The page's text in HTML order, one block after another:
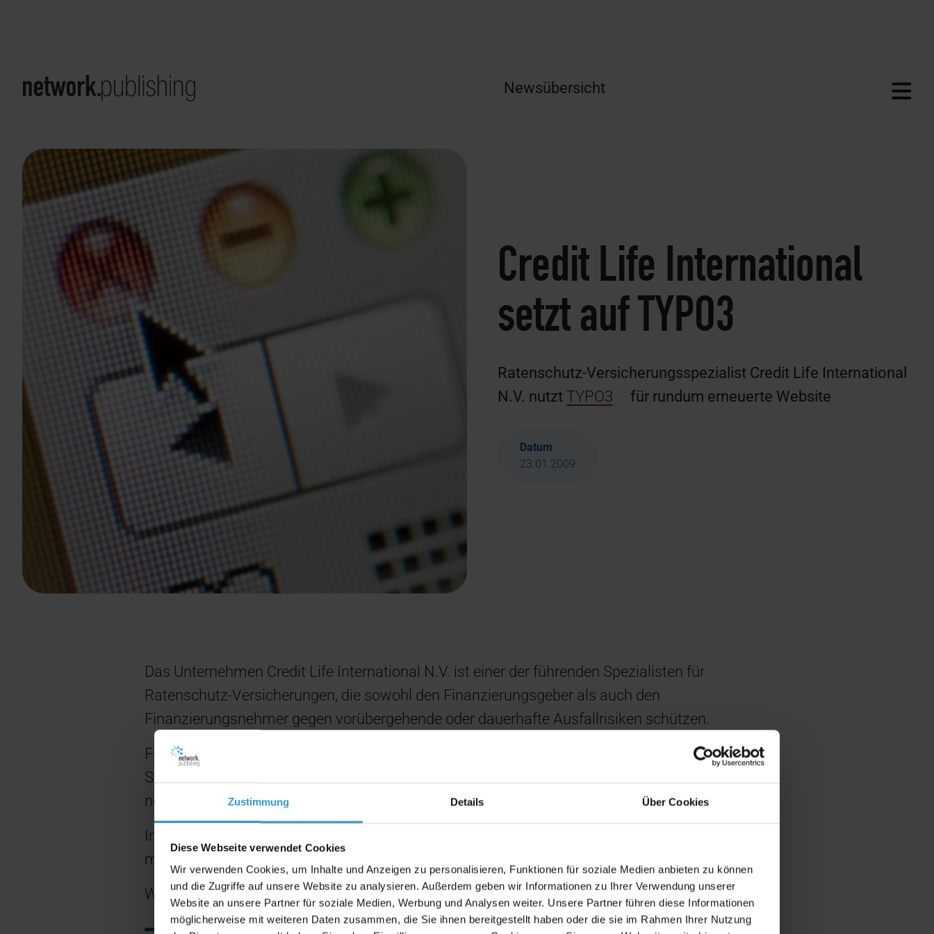
Zustimmung Details Über Cookies
Diese Webseite verwendet Cookies
Wir verwenden Cookies, um Inhalte und Anzeigen zu personalisieren, Funktionen für soziale Medien anbieten zu können
und die Zugriffe auf unsere Website zu analysieren. Außerdem geben wir Informationen zu Ihrer Verwendung unserer
Website an unsere Partner für soziale Medien, Werbung und Analysen weiter. Unsere Partner führen diese Informationen
möglicherweise mit weiteren Daten zusammen, die Sie ihnen bereitgestellt haben oder die sie im Rahmen Ihrer Nutzung
Newsübersicht
Credit Life International
setzt auf TYPO3
Ratenschutz-Versicherungsspezialist Credit Life International
N.V. nutzt TYPO3 für rundum erneuerte Website
Datum
23.01.2009
Das Unternehmen Credit Life International N.V. ist einer der führenden Spezialisten für
Ratenschutz-Versicherungen, die sowohl den Finanzierungsgeber als auch den
Finanzierungsnehmer gegen vorübergehende oder dauerhafte Ausfallrisiken schützen.
Für den Relaunch der Unternehmenswebseite sowie das Hosting des eingesetzten TYPO3-
Systems hat sich die Credit Life International für Knowhow und Dienstleistung von
network.publishing entschieden.
In Zusammenarbeit mit einer Designagentur wurde die optische Erscheinung der Webpräsenz
modernisiert und in TYPO3 unter Einsatz der Template-Engine TemplaVoila umgesetzt.
Weitere technische Highlights:
benutzergesteuerte Auswahl von Kontrast- und Schriftgrößeneinstellungen im Sinne der